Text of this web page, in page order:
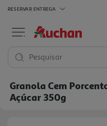
RESERVAR ENTREGA
Pesquisar
Granola Cem
Açúcar 350g